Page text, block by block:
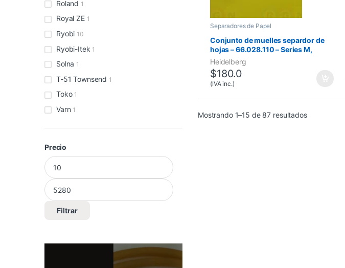
Separadores de Papel
Conjunto de muelles separdor de
hojas – 66.028.110 – Series M,
Series S, SpeedMaster
Heidelberg
$180.0
(IVA inc.)
Mostrando 1–15 de 87 resultados
Roland 1
Royal ZE 1
Ryobi 10
Ryobi-Itek 1
Solna 1
T-51 Townsend 1
Toko 1
Varn 1
Precio
Precio mínimo
Precio máximo
Filtrar